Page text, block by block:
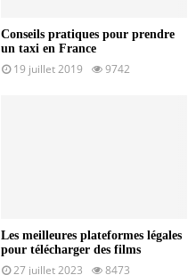
Conseils pratiques pour prendre
un taxi en France
19 juillet 2019 9742
Les meilleures plateformes légales
pour télécharger des films
27 juillet 2023 8473